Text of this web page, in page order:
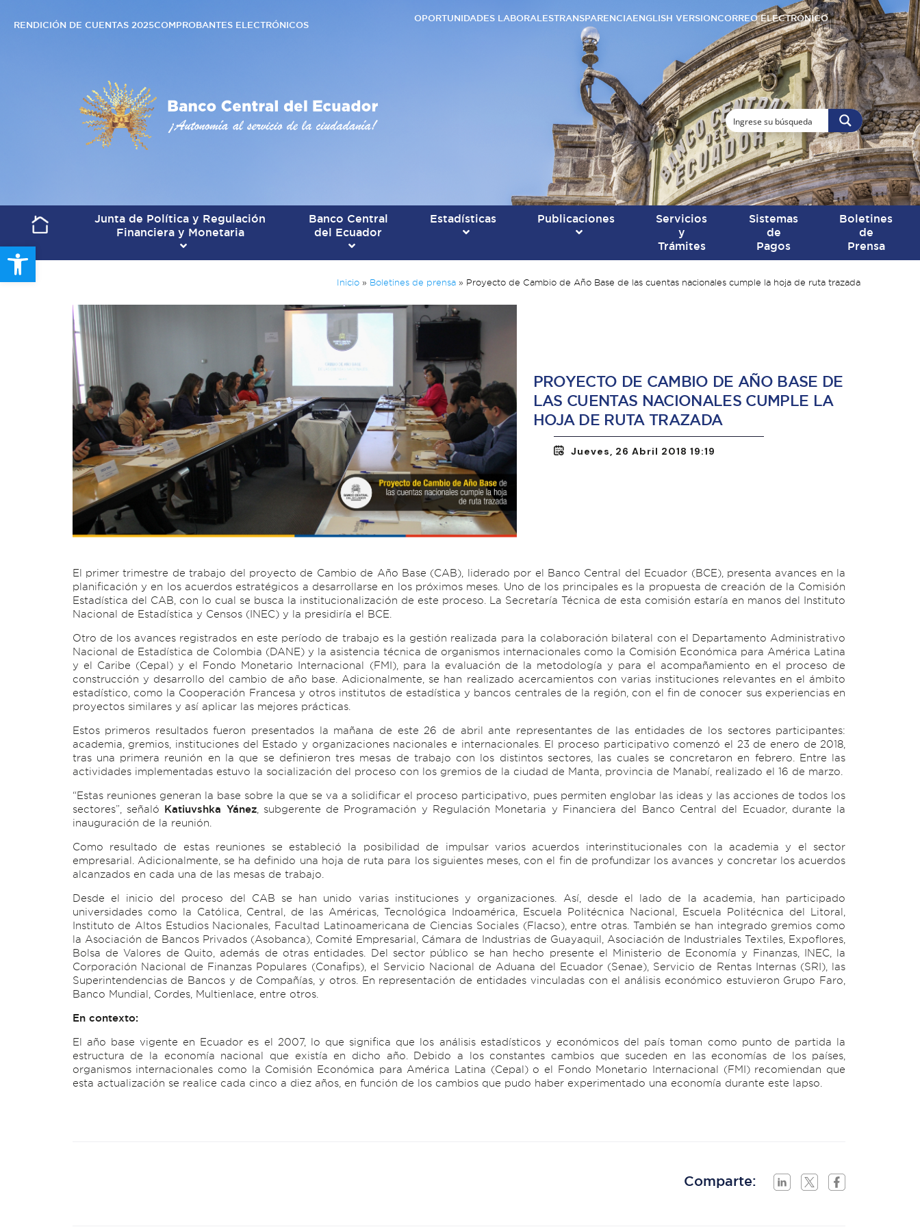
Open toolbar
RENDICIÓN DE CUENTAS 2025COMPROBANTES ELECTRÓNICOS
OPORTUNIDADES LABORALESTRANSPARENCIAENGLISH VERSIONCORREO ELECTRÓNICO
Junta de Política y Regulación
Financiera y Monetaria
Banco Central
del Ecuador
Estadísticas Publicaciones
Servicios
y
Trámites
Sistemas
de
Pagos
Boletines
de
Prensa
Inicio » Boletines de prensa » Proyecto de Cambio de Año Base de las cuentas nacionales cumple la hoja de ruta trazada
PROYECTO DE CAMBIO DE AÑO BASE DE
LAS CUENTAS NACIONALES CUMPLE LA
HOJA DE RUTA TRAZADA
Jueves, 26 Abril 2018 19:19
El primer trimestre de trabajo del proyecto de Cambio de Año Base (CAB), liderado por el Banco Central del Ecuador (BCE), presenta avances en la
planificación y en los acuerdos estratégicos a desarrollarse en los próximos meses. Uno de los principales es la propuesta de creación de la Comisión
Estadística del CAB, con lo cual se busca la institucionalización de este proceso. La Secretaría Técnica de esta comisión estaría en manos del Instituto
Nacional de Estadística y Censos (INEC) y la presidiría el BCE.
Otro de los avances registrados en este período de trabajo es la gestión realizada para la colaboración bilateral con el Departamento Administrativo
Nacional de Estadística de Colombia (DANE) y la asistencia técnica de organismos internacionales como la Comisión Económica para América Latina
y el Caribe (Cepal) y el Fondo Monetario Internacional (FMI), para la evaluación de la metodología y para el acompañamiento en el proceso de
construcción y desarrollo del cambio de año base. Adicionalmente, se han realizado acercamientos con varias instituciones relevantes en el ámbito
estadístico, como la Cooperación Francesa y otros institutos de estadística y bancos centrales de la región, con el fin de conocer sus experiencias en
proyectos similares y así aplicar las mejores prácticas.
Estos primeros resultados fueron presentados la mañana de este 26 de abril ante representantes de las entidades de los sectores participantes:
academia, gremios, instituciones del Estado y organizaciones nacionales e internacionales. El proceso participativo comenzó el 23 de enero de 2018,
tras una primera reunión en la que se definieron tres mesas de trabajo con los distintos sectores, las cuales se concretaron en febrero. Entre las
actividades implementadas estuvo la socialización del proceso con los gremios de la ciudad de Manta, provincia de Manabí, realizado el 16 de marzo.
“Estas reuniones generan la base sobre la que se va a solidificar el proceso participativo, pues permiten englobar las ideas y las acciones de todos los
sectores”, señaló Katiuvshka Yánez, subgerente de Programación y Regulación Monetaria y Financiera del Banco Central del Ecuador, durante la
inauguración de la reunión.
Como resultado de estas reuniones se estableció la posibilidad de impulsar varios acuerdos interinstitucionales con la academia y el sector
empresarial. Adicionalmente, se ha definido una hoja de ruta para los siguientes meses, con el fin de profundizar los avances y concretar los acuerdos
alcanzados en cada una de las mesas de trabajo.
Desde el inicio del proceso del CAB se han unido varias instituciones y organizaciones. Así, desde el lado de la academia, han participado
universidades como la Católica, Central, de las Américas, Tecnológica Indoamérica, Escuela Politécnica Nacional, Escuela Politécnica del Litoral,
Instituto de Altos Estudios Nacionales, Facultad Latinoamericana de Ciencias Sociales (Flacso), entre otras. También se han integrado gremios como
la Asociación de Bancos Privados (Asobanca), Comité Empresarial, Cámara de Industrias de Guayaquil, Asociación de Industriales Textiles, Expoflores,
Bolsa de Valores de Quito, además de otras entidades. Del sector público se han hecho presente el Ministerio de Economía y Finanzas, INEC, la
Corporación Nacional de Finanzas Populares (Conafips), el Servicio Nacional de Aduana del Ecuador (Senae), Servicio de Rentas Internas (SRI), las
Superintendencias de Bancos y de Compañías, y otros. En representación de entidades vinculadas con el análisis económico estuvieron Grupo Faro,
Banco Mundial, Cordes, Multienlace, entre otros.
En contexto:
El año base vigente en Ecuador es el 2007, lo que significa que los análisis estadísticos y económicos del país toman como punto de partida la
estructura de la economía nacional que existía en dicho año. Debido a los constantes cambios que suceden en las economías de los países,
organismos internacionales como la Comisión Económica para América Latina (Cepal) o el Fondo Monetario Internacional (FMI) recomiendan que
esta actualización se realice cada cinco a diez años, en función de los cambios que pudo haber experimentado una economía durante este lapso.
Comparte: